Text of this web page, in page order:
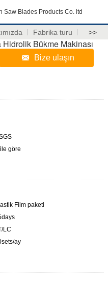
Saw Blades Products Co. ltd
Fabrika turu >>
Bükme Makinası
Bize ulaşın
göre
Film paketi
LC
ay